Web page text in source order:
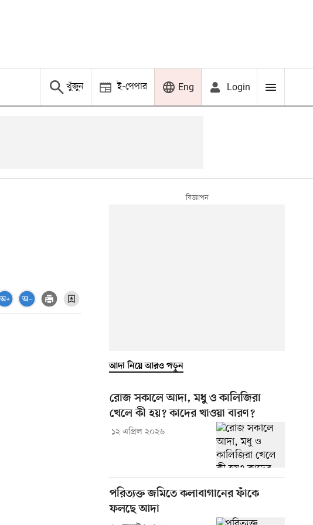
খুঁজুন ই-পেপার Eng Login
আদা নিয়ে আরও পড়ুন
রোজ সকালে আদা, মধু ও কালিজিরা
খেলে কী হয়? কাদের খাওয়া বারণ?
১২ এপ্রিল ২০২৬
পরিত্যক্ত জমিতে কলাবাগানের ফাঁকে
ফলছে আদা